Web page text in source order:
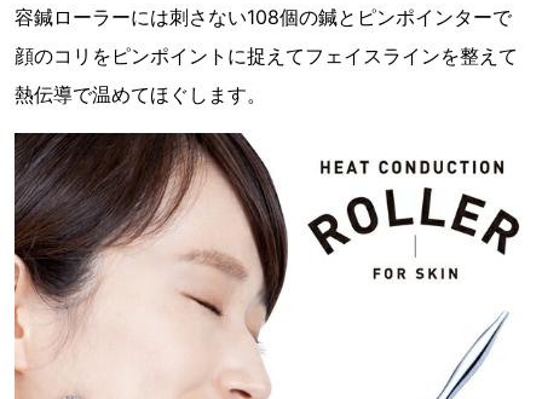
容鍼ローラーには刺さない108個の鍼とピンポインターで
顔のコリをピンポイントに捉えてフェイスラインを整えて
熱伝導で温めてほぐします。